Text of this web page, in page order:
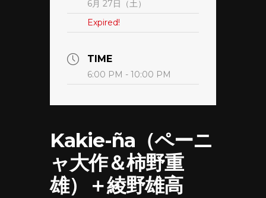
6月 27日（土）
Expired!
TIME
6:00 PM - 10:00 PM
Kakie-ña（ペーニ
ャ大作＆柿野重
雄）＋綾野雄高